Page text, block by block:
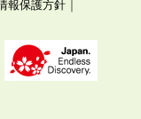
報保護方針 ｜